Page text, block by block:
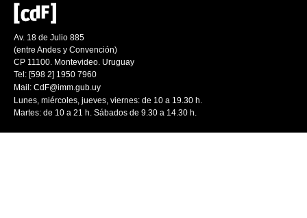
Av. 18 de Julio 885
(entre Andes y Convención)
CP 11100. Montevideo. Uruguay
Tel: [598 2] 1950 7960
Mail: CdF@imm.gub.uy
Lunes, miércoles, jueves, viernes: de 10 a 19.30 h.
Martes: de 10 a 21 h. Sábados de 9.30 a 14.30 h.